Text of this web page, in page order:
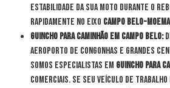
estabilidade da sua moto durante o
rapidamente no eixo Campo Belo-Moema
Guincho para Caminhão em Campo Belo:
Aeroporto de Congonhas e grandes
somos especialistas em guincho para
comerciais. Se seu veículo de trabalho